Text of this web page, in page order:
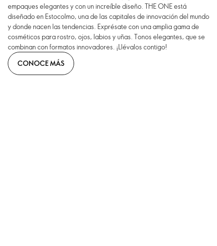
empaques elegantes y con un increíble diseño. THE ONE está
diseñado en Estocolmo, una de las capitales de innovación del mundo
y donde nacen las tendencias. Exprésate con una amplia gama de
cosméticos para rostro, ojos, labios y uñas. Tonos elegantes, que se
combinan con formatos innovadores. ¡Llévalos contigo!
CONOCE MÁS